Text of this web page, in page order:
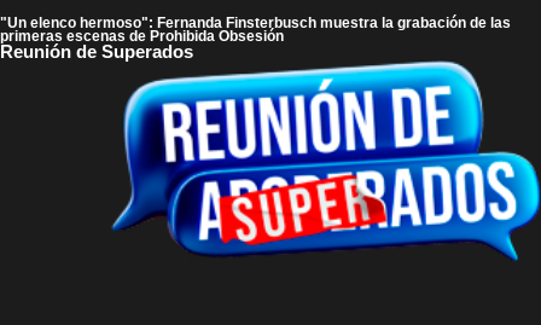
"Un elenco hermoso": Fernanda Finsterbusch muestra la grabación de las
primeras escenas de Prohibida Obsesión
Reunión de Superados